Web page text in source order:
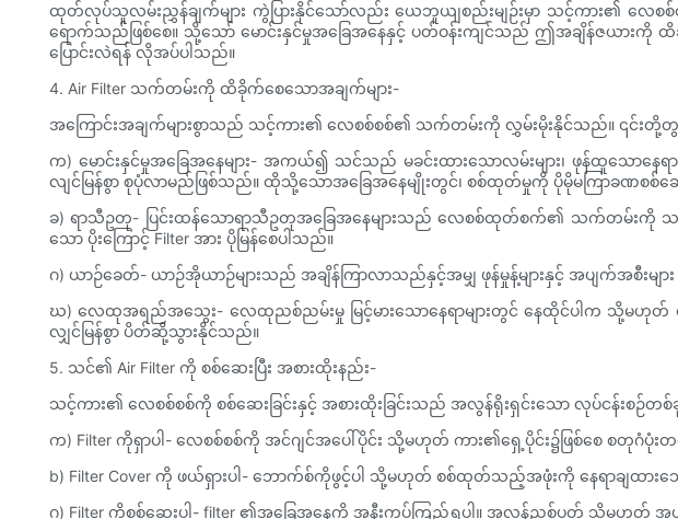
ထုတ်လုပ်သူလမ်းညွှန်ချက်များ ကွဲပြားနိုင်သော်လည်း ယေဘူယျစည်းမျဉ်းမှာ သင့်ကား၏ လ
ရောက်သည်ဖြစ်စေ။ သို့သော် မောင်းနှင်မှုအခြေအနေနှင့် ပတ်ဝန်းကျင်သည် ဤအချိန်ဇယားကို
ပြောင်းလဲရန် လိုအပ်ပါသည်။
4. Air Filter သက်တမ်းကို ထိခိုက်စေသောအချက်များ-
အကြောင်းအချက်များစွာသည် သင့်ကား၏ လေစစ်စစ်၏ သက်တမ်းကို လွှမ်းမိုးနိုင်သည်။ ၎င်းတို့
က) မောင်းနှင်မှုအခြေအနေများ- အကယ်၍ သင်သည် မခင်းထားသောလမ်းများ၊ ဖုန်ထူသောန
လျင်မြန်စွာ စုပုံလာမည်ဖြစ်သည်။ ထိုသို့သောအခြေအနေမျိုးတွင်၊ စစ်ထုတ်မှုကို ပိုမိုမကြာခဏစစ်ဆေ
ခ) ရာသီဥတု- ပြင်းထန်သောရာသီဥတုအခြေအနေများသည် လေစစ်ထုတ်စက်၏ သက်တမ်းကို
သော ပိုးကြောင့် Filter အား ပိုမြန်စေပါသည်။
ဂ) ယာဉ်ခေတ်- ယာဉ်အိုယာဉ်များသည် အချိန်ကြာလာသည်နှင့်အမျှ ဖုန်မှုန့်များနှင့် အပျက်အစီးမ
ဃ) လေထုအရည်အသွေး- လေထုညစ်ညမ်းမှု မြင့်မားသောနေရာများတွင် နေထိုင်ပါက သို့မဟုတ်
လျှင်မြန်စွာ ပိတ်ဆို့သွားနိုင်သည်။
5. သင်၏ Air Filter ကို စစ်ဆေးပြီး အစားထိုးနည်း-
သင့်ကား၏ လေစစ်စစ်ကို စစ်ဆေးခြင်းနှင့် အစားထိုးခြင်းသည် အလွန်ရိုးရှင်းသော လုပ်ငန်း
က) Filter ကိုရှာပါ- လေစစ်စစ်ကို အင်ဂျင်အပေါ်ပိုင်း သို့မဟုတ် ကား၏ရှေ့ပိုင်း၌ဖြစ်စေ
b) Filter Cover ကို ဖယ်ရှားပါ- ဘောက်စ်ကိုဖွင့်ပါ သို့မဟုတ် စစ်ထုတ်သည့်အဖုံးကို နေရာချထား
ဂ) Filter ကိုစစ်ဆေးပါ- filter ၏အခြေအနေကို အနီးကပ်ကြည့်ရှုပါ။ အလွန်ညစ်ပတ် သို့မဟုတ် အပျ